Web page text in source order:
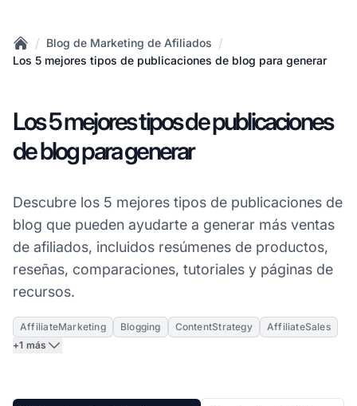
Home
/ Blog de Marketing de Afiliados /
Los 5 mejores tipos de publicaciones de blog para generar
Los 5 mejores tipos de publicaciones
de blog para generar
Descubre los 5 mejores tipos de publicaciones de
blog que pueden ayudarte a generar más ventas
de afiliados, incluidos resúmenes de productos,
reseñas, comparaciones, tutoriales y páginas de
recursos.
AffiliateMarketing Blogging ContentStrategy
AffiliateSales
+1 más